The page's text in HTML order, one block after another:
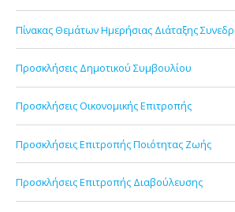
Πίνακας Θεμάτων Ημερήσιας Διάταξης
Προσκλήσεις Δημοτικού Συμβουλίου
Προσκλήσεις Οικονομικής Επιτροπής
Προσκλήσεις Επιτροπής Ποιότητας Ζωής
Προσκλήσεις Επιτροπής Διαβούλευσης